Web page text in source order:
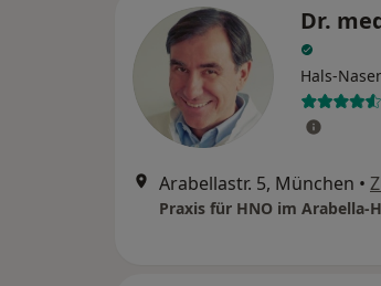
Dr.
Hals-
Arabellastr. 5, München •